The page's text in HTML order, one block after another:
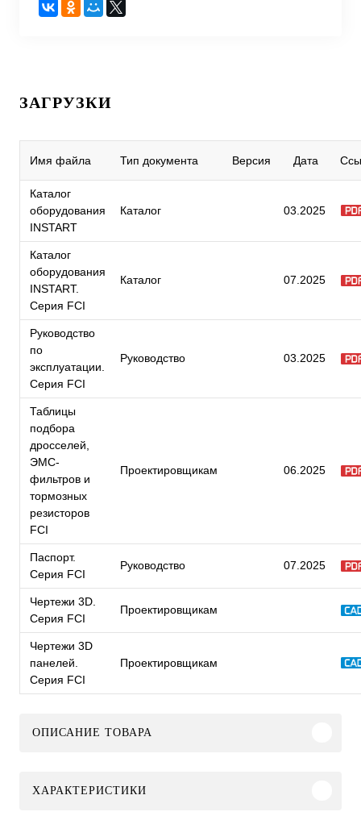
ЗАГРУЗКИ
Имя файла Тип документа Версия Дата
Каталог
оборудования
INSTART
Каталог 03.2025
Каталог
оборудования
INSTART.
Серия FCI
Каталог 07.2025
Руководство
по
эксплуатации.
Серия FCI
Руководство 03.2025
Таблицы
подбора
дросселей,
ЭМС-
фильтров и
тормозных
резисторов
FCI
Проектировщикам 06.2025
Паспорт.
Серия FCI
Руководство 07.2025
Чертежи 3D.
Серия FCI
Проектировщикам
Чертежи 3D
панелей.
Серия FCI
Проектировщикам
ОПИСАНИЕ ТОВАРА
ХАРАКТЕРИСТИКИ